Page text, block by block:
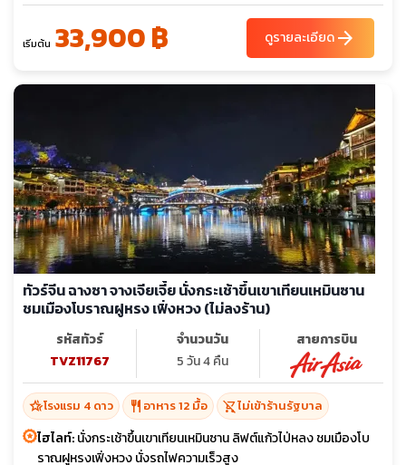
เริ่มต้น 33,900 ฿ ดูรายละเอียดarrow_forward
ทัวร์จีน ฉางซา จางเจียเจี้ย นั่งกระเช้าขึ้นเขาเทียนเหมินซาน
ชมเมืองโบราณฝูหรง เฟิ่งหวง (ไม่ลงร้าน)
รหัสทัวร์
TVZ11767
จำนวนวัน
5 วัน 4 คืน
สายการบิน
hotel_classโรงแรม 4 ดาว restaurant อาหาร 12 มื้อ shopping_cart_offไม่เข้าร้านรัฐบาล
ไฮไลท์:นั่งกระเช้าขึ้นเขาเทียนเหมินซาน ลิฟต์แก้วไป่หลง ชมเมืองโบ
ราณฝูหรงเฟิ่งหวง นั่งรถไฟความเร็วสูง